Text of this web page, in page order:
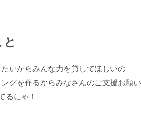
いからみんな力を貸してほしいの
グを作るからみなさんのご支援お願い
るにゃ！